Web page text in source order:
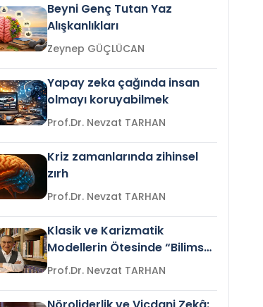
Beyni Genç Tutan Yaz
Alışkanlıkları
Zeynep GÜÇLÜCAN
Yapay zeka çağında insan
olmayı koruyabilmek
Prof.Dr. Nevzat TARHAN
Kriz zamanlarında zihinsel
zırh
Prof.Dr. Nevzat TARHAN
Klasik ve Karizmatik
Modellerin Ötesinde “Bilimsel
Liderlik”
Prof.Dr. Nevzat TARHAN